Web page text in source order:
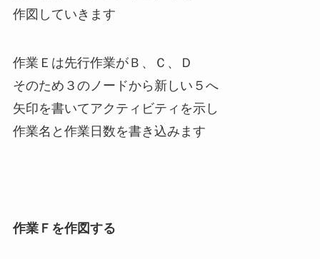
作図していきます
作業Ｅは先行作業がＢ、Ｃ、Ｄ
そのため３のノードから新しい５へ
矢印を書いてアクティビティを示し
作業名と作業日数を書き込みます
作業Ｆを作図する